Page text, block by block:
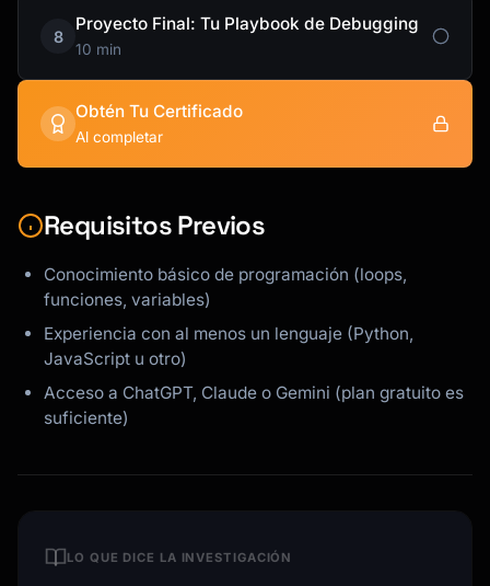
8
Proyecto Final: Tu Playbook de Debugging
10 min
Obtén Tu Certificado
Al completar
Requisitos Previos
Conocimiento básico de programación (loops,
funciones, variables)
Experiencia con al menos un lenguaje (Python,
JavaScript u otro)
Acceso a ChatGPT, Claude o Gemini (plan gratuito es
suficiente)
LO QUE DICE LA INVESTIGACIÓN